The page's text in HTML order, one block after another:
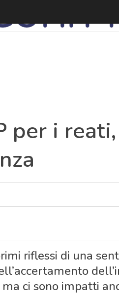
per i
riflessi di una
ci sono impatti